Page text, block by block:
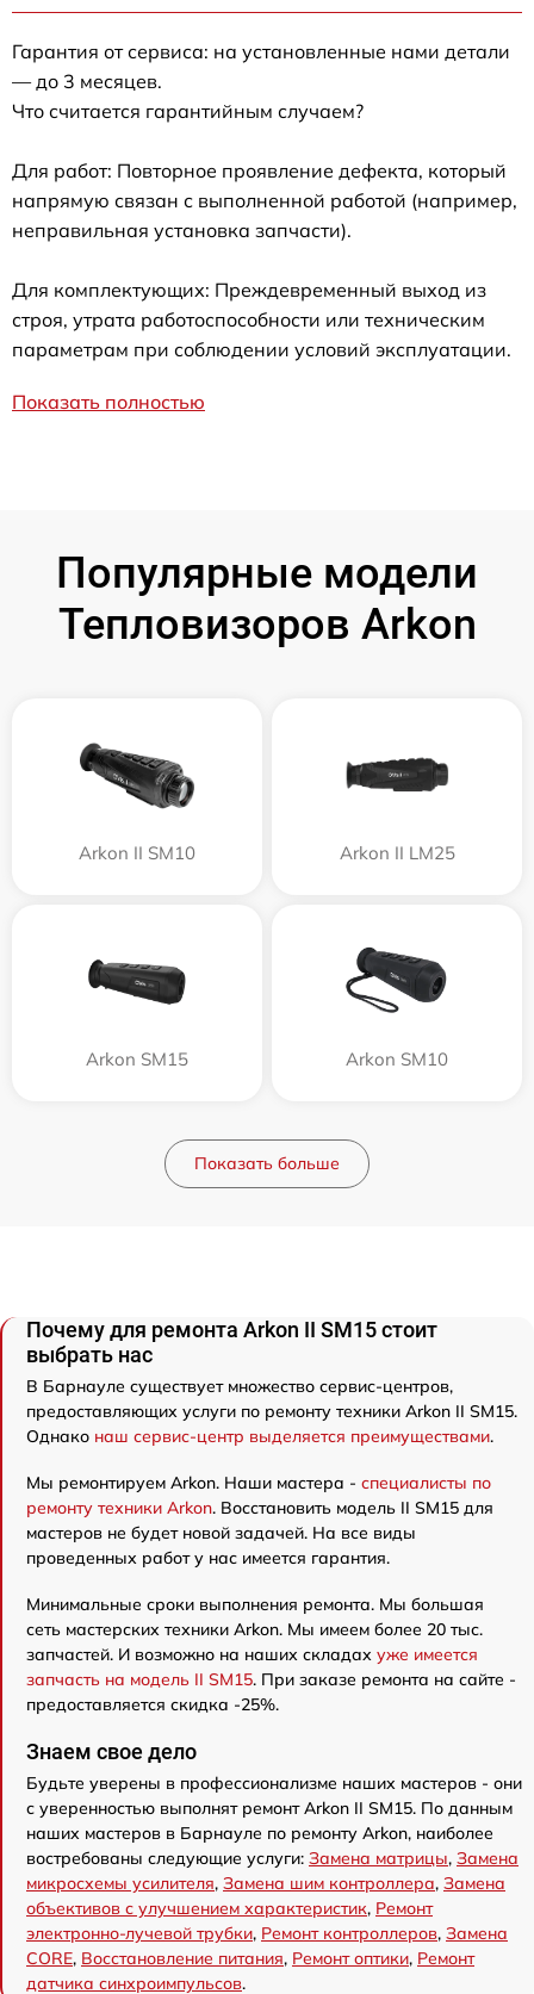
Гарантия от сервиса: на установленные нами детали
— до 3 месяцев.
Что считается гарантийным случаем?
Для работ: Повторное проявление дефекта, который
напрямую связан с выполненной работой (например,
неправильная установка запчасти).
Для комплектующих: Преждевременный выход из
строя, утрата работоспособности или техническим
параметрам при соблюдении условий эксплуатации.
Показать полностью
Популярные модели
Тепловизоров Arkon
Arkon II SM10 Arkon II LM25
Arkon SM15 Arkon SM10
Показать больше
Почему для ремонта Arkon II SM15 стоит
выбрать нас
В Барнауле существует множество сервис-центров,
предоставляющих услуги по ремонту техники Arkon II SM15.
Однако наш сервис-центр выделяется преимуществами.
Мы ремонтируем Arkon. Наши мастера - специалисты по
ремонту техники Arkon. Восстановить модель II SM15 для
мастеров не будет новой задачей. На все виды
проведенных работ у нас имеется гарантия.
Минимальные сроки выполнения ремонта. Мы большая
сеть мастерских техники Arkon. Мы имеем более 20 тыс.
запчастей. И возможно на наших складах уже имеется
запчасть на модель II SM15. При заказе ремонта на сайте -
предоставляется скидка -25%.
Знаем свое дело
Будьте уверены в профессионализме наших мастеров - они
с уверенностью выполнят ремонт Arkon II SM15. По данным
наших мастеров в Барнауле по ремонту Arkon, наиболее
востребованы следующие услуги: Замена матрицы, Замена
микросхемы усилителя, Замена шим контроллера, Замена
объективов с улучшением характеристик, Ремонт
электронно-лучевой трубки, Ремонт контроллеров, Замена
CORE, Восстановление питания, Ремонт оптики, Ремонт
датчика синхроимпульсов.